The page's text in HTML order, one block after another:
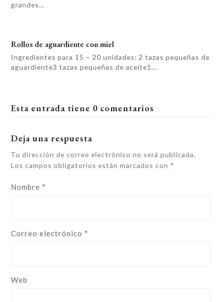
grandes…
Rollos de aguardiente con miel
Ingredientes para 15 – 20 unidades: 2 tazas pequeñas de
aguardiente3 tazas pequeñas de aceite1…
Esta entrada tiene 0 comentarios
Deja una respuesta
Tu dirección de correo electrónico no será publicada.
Los campos obligatorios están marcados con *
Nombre *
Correo electrónico *
Web